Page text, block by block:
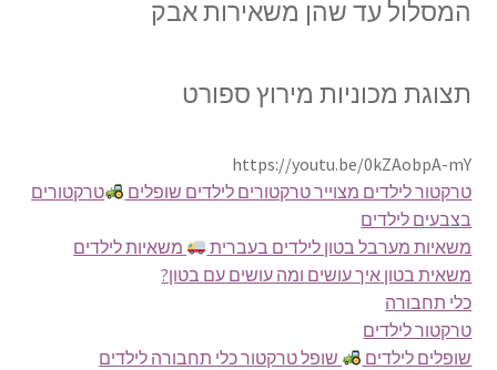
המסלול עד שהן משאירות אבק
תצוגת מכוניות מירוץ ספורט
https://youtu.be/0kZAobpA-mY
טרקטור לילדים מצוייר טרקטורים לילדים שופלים
טרקטורים
בצבעים לילדים
משאיות מערבל בטון לילדים בעברית
משאיות לילדים
משאית בטון איך עושים ומה עושים עם בטון?
כלי תחבורה
טרקטור לילדים
שופלים לילדים
שופל טרקטור כלי תחבורה לילדים